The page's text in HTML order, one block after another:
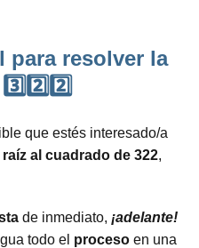
para resolver la
que estés interesado/a
raíz al cuadrado de 322,
de inmediato, ¡adelante!
todo el proceso en una